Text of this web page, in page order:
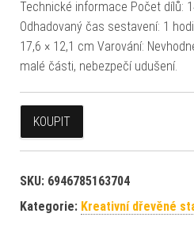
Technické informace Počet dílů:
Odhadovaný čas sestavení: 1
17,6 × 12,1 cm Varování:
malé části, nebezpečí udušení.
KOUPIT
SKU: 6946785163704
Kategorie: Kreativní dřevěné